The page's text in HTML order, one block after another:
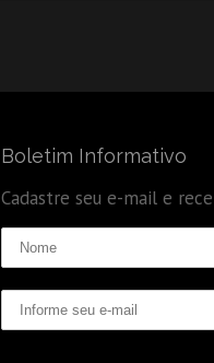
Boletim Informativo
Cadastre seu e-mail e